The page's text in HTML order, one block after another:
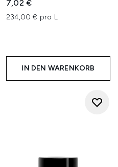
7,02 €
234,00 € pro L
IN DEN WARENKORB